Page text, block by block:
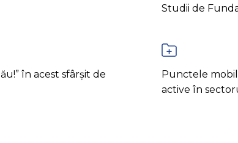
Studii de
în acest sfârșit de
Punctele
active în